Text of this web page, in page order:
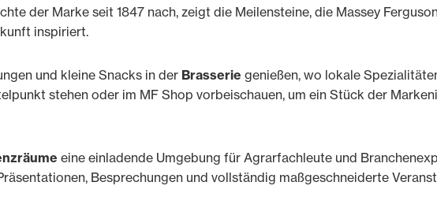
der Marke seit 1847 nach, zeigt die Meilensteine, die Massey
inspiriert.
und kleine Snacks in der Brasserie genießen, wo lokale
stehen oder im MF Shop vorbeischauen, um ein Stück der
eine einladende Umgebung für Agrarfachleute und
Besprechungen und vollständig maßgeschneiderte